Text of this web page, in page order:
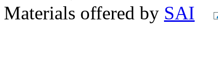
Materials offered by SAI